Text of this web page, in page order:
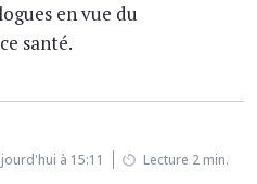
en vue du
santé.
à 15:11
Lecture 2 min.